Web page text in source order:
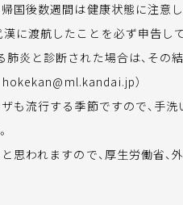
国後数週間は健康状態に注意
漢に渡航したことを必ず申告し
炎と診断された場合は、その
hokekan@ml.kandai.jp）
も流行する季節ですので、手
思われますので、厚生労働省、